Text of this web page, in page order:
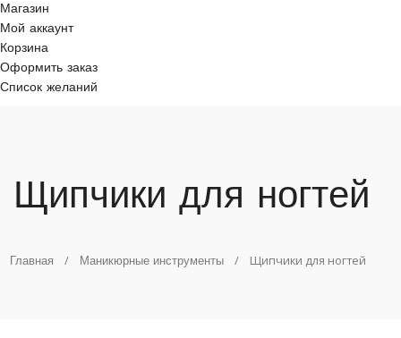
Магазин
Мой аккаунт
Корзина
Оформить заказ
Список желаний
Щипчики для ногтей
Главная / Маникюрные инструменты / Щипчики для ногтей